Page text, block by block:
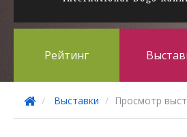
Рейтинг
Выставки Просмотр